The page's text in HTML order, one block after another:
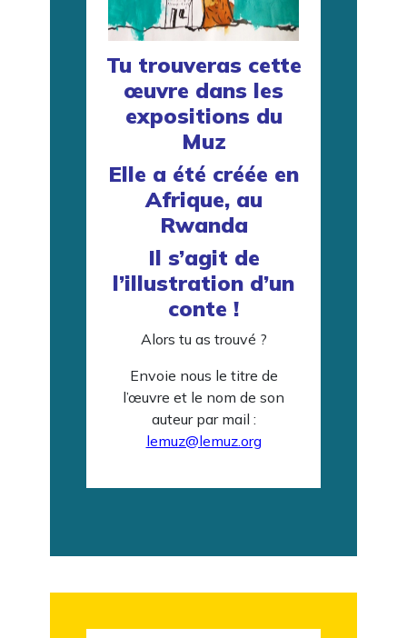
Tu trouveras cette
œuvre dans les
expositions du
Muz
Elle a été créée en
Afrique, au
Rwanda
Il s’agit de
l’illustration d’un
conte !
Alors tu as trouvé ?
Envoie nous le titre de
l’œuvre et le nom de son
auteur par mail :
lemuz@lemuz.org